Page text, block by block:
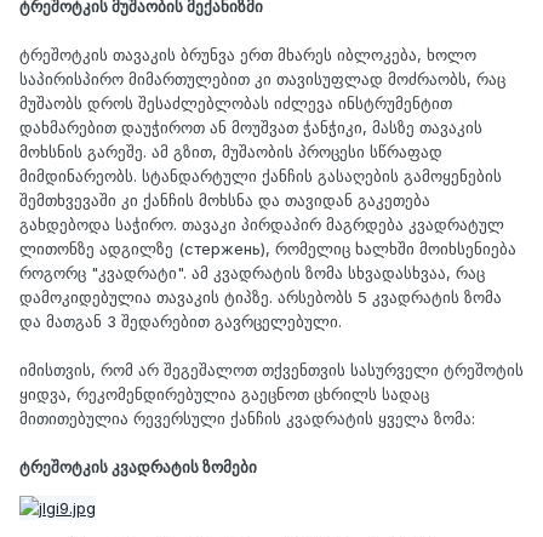
ტრეშოტკის მუშაობის მექანიზმი
ტრეშოტკის თავაკის ბრუნვა ერთ მხარეს იბლოკება, ხოლო
საპირისპირო მიმართულებით კი თავისუფლად მოძრაობს, რაც
მუშაობს დროს შესაძლებლობას იძლევა ინსტრუმენტით
დახმარებით დაუჭიროთ ან მოუშვათ ჭანჭიკი, მასზე თავაკის
მოხსნის გარეშე. ამ გზით, მუშაობის პროცესი სწრაფად
მიმდინარეობს. სტანდარტული ქანჩის გასაღების გამოყენების
შემთხვევაში კი ქანჩის მოხსნა და თავიდან გაკეთება
გახდებოდა საჭირო. თავაკი პირდაპირ მაგრდება კვადრატულ
ლითონზე ადგილზე (стержень), რომელიც ხალხში მოიხსენიება
როგორც "კვადრატი". ამ კვადრატის ზომა სხვადასხვაა, რაც
დამოკიდებულია თავაკის ტიპზე. არსებობს 5 კვადრატის ზომა
და მათგან 3 შედარებით გავრცელებული.
იმისთვის, რომ არ შეგეშალოთ თქვენთვის სასურველი ტრეშოტის
ყიდვა, რეკომენდირებულია გაეცნოთ ცხრილს სადაც
მითითებულია რევერსული ქანჩის კვადრატის ყველა ზომა:
ტრეშოტკის კვადრატის ზომები